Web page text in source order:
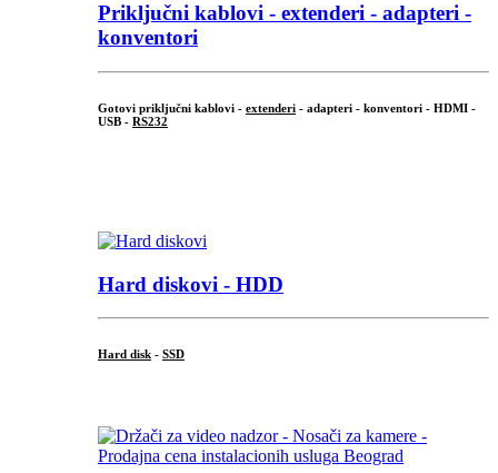
Priključni kablovi - extenderi - adapteri -
konventori
Gotovi priključni kablovi - extenderi - adapteri - konventori - HDMI -
USB - RS232
Hard diskovi - HDD
Hard disk - SSD